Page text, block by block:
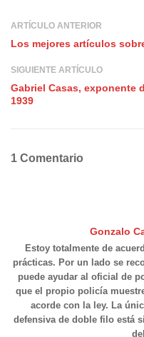
ARTÍCULO ANTERIOR
Los mejores artículos
SIGUIENTE ARTÍCULO
Gabriel Casas, exponente
1939
1 Comentario
Gonzalo
Estoy totalmente de
prácticas. Por un lado se
puede ayudar al oficial de
que el propio policía
acorde con la ley. La
defensiva de doble filo está